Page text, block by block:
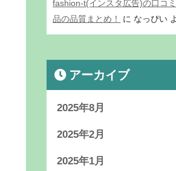
fashion-t(インスタ広告)の口コ
品の品質まとめ！
に なっぴい
アーカイブ
2025年8月
2025年2月
2025年1月